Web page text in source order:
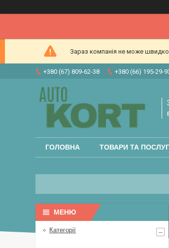
Зараз компанія не може швидко
+380 (67) 809-62-38 +380 (66) 195-29-
ГОЛОВНА ТОВАРИ ТА
Категорії